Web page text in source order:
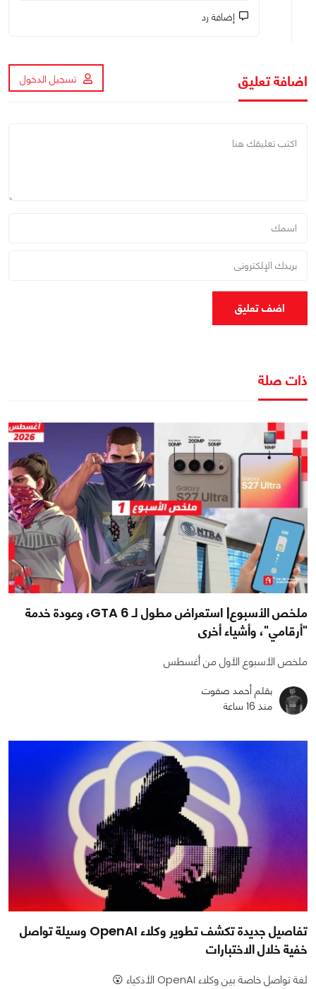
إضافة رد
اضافة تعليق تسجيل الدخول
اضف تعليق
ذات صلة
ملخص الأسبوع| استعراض مطول لـ GTA 6، وعودة خدمة
"أرقامي"، وأشياء أخرى
ملخص الأسبوع الأول من أغسطس
بقلم أحمد صفوت
منذ 16 ساعة
تفاصيل جديدة تكشف تطوير وكلاء OpenAI وسيلة تواصل
خفية خلال الاختبارات
لغة تواصل خاصة بين وكلاء OpenAI الأذكياء 😮